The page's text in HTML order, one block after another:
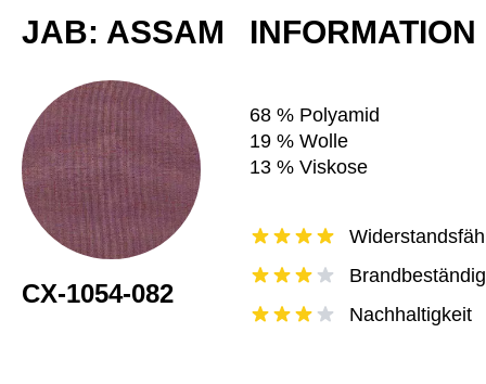
JAB: ASSAM INFORMATION
CX-1054-082
68 % Polyamid
19 % Wolle
13 % Viskose
Nachhaltigkeit